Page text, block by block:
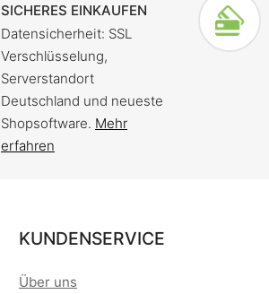
SICHERES EINKAUFEN
Datensicherheit: SSL
Verschlüsselung,
Serverstandort
Deutschland und neueste
Shopsoftware. Mehr
erfahren
KUNDENSERVICE
Über uns